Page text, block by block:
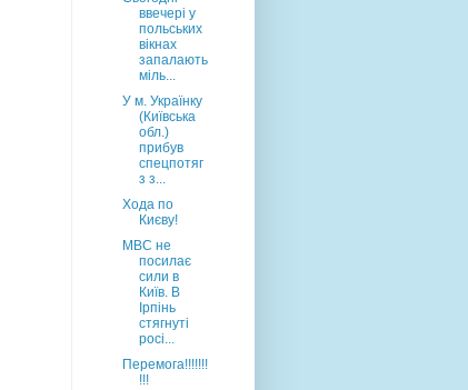
ввечері у
польських
вікнах
запалають
міль...
У м. Українку
(Київська
обл.)
прибув
спецпотяг
з з...
Хода по
Києву!
МВС не
посилає
сили в
Київ. В
Ірпінь
стягнуті
росі...
Перемога!!!!!!!
!!!